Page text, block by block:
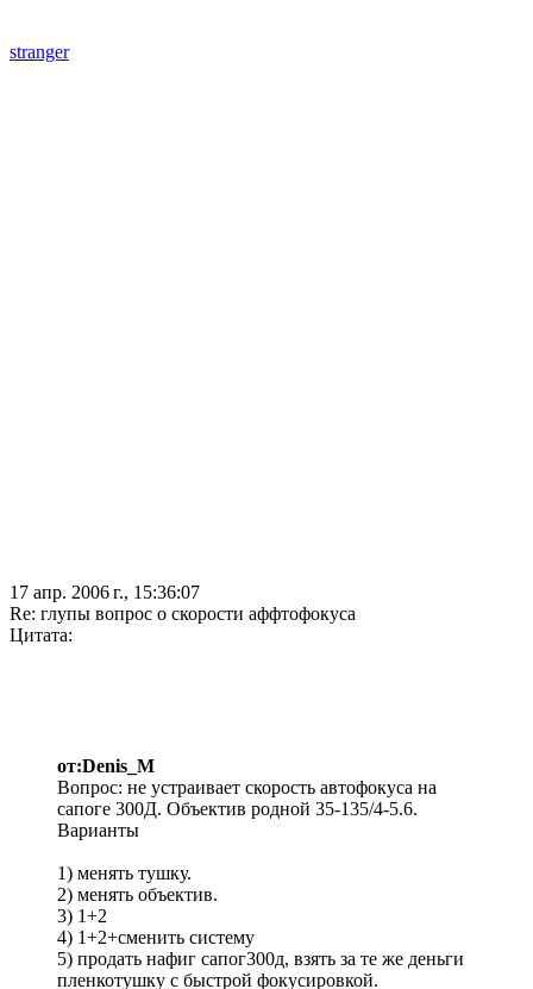
stranger
17 апр. 2006 г., 15:36:07
Re: глупы вопрос о скорости аффтофокуса
Цитата:
от:Denis_M
Вопрос: не устраивает скорость автофокуса на
сапоге 300Д. Объектив родной 35-135/4-5.6.
Варианты
1) менять тушку.
2) менять объектив.
3) 1+2
4) 1+2+сменить систему
5) продать нафиг сапог300д, взять за те же деньги
пленкотушку с быстрой фокусировкой.